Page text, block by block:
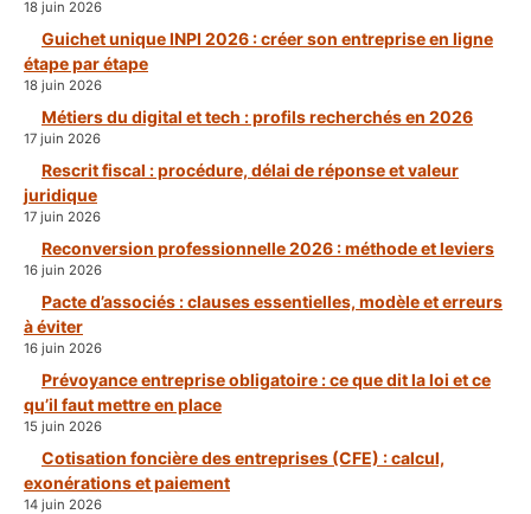
18 juin 2026
Guichet unique INPI 2026 : créer son entreprise en ligne
étape par étape
18 juin 2026
Métiers du digital et tech : profils recherchés en 2026
17 juin 2026
Rescrit fiscal : procédure, délai de réponse et valeur
juridique
17 juin 2026
Reconversion professionnelle 2026 : méthode et leviers
16 juin 2026
Pacte d’associés : clauses essentielles, modèle et erreurs
à éviter
16 juin 2026
Prévoyance entreprise obligatoire : ce que dit la loi et ce
qu’il faut mettre en place
15 juin 2026
Cotisation foncière des entreprises (CFE) : calcul,
exonérations et paiement
14 juin 2026